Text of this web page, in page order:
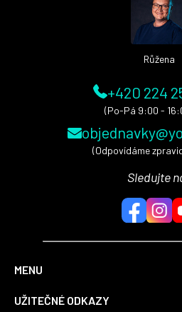
Růžena
+420 224
(Po-Pá 9:00 -
(Odpovídáme
Sledujte
MENU
UŽITEČNÉ ODKAZY